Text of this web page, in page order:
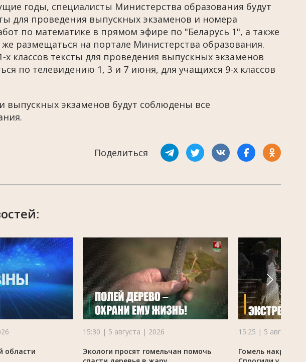
годы, специалисты Министерства образования будут
для проведения выпускных экзаменов и номера
по математике в прямом эфире по "Беларусь 1", а также
же размещаться на портале Министерства образования.
х классов тексты для проведения выпускных экзаменов
по телевидению 1, 3 и 7 июня, для учащихся 9-х классов
выпускных экзаменов будут соблюдены все
Поделиться
области
15:30 | 5 августа | 2026
Экологи просят гомельчан помочь
15:25 | 5 августа |
Гомель накрыла